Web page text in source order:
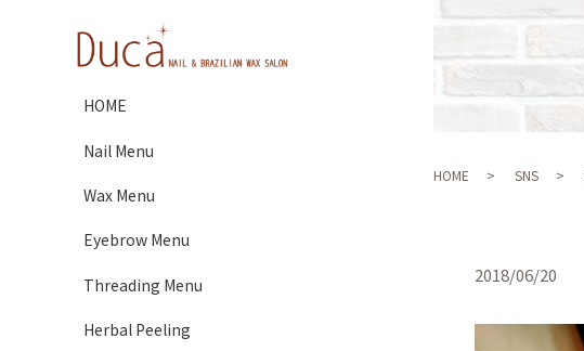
HOME
Nail Menu
Wax Menu
Eyebrow Menu
Threading Menu
Herbal Peeling
HOME SNS
2018/06/20